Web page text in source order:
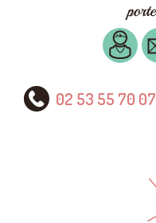
02 53 55 70 07